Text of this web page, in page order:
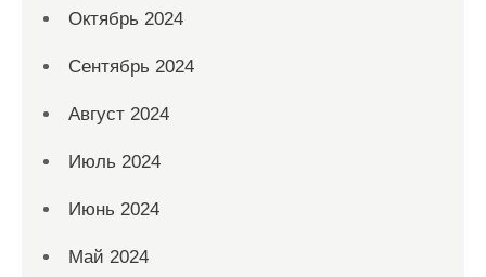
Октябрь 2024
Сентябрь 2024
Август 2024
Июль 2024
Июнь 2024
Май 2024